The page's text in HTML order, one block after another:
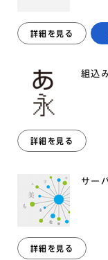
詳細を見る
組込
詳細を見る
サー
詳細を見る